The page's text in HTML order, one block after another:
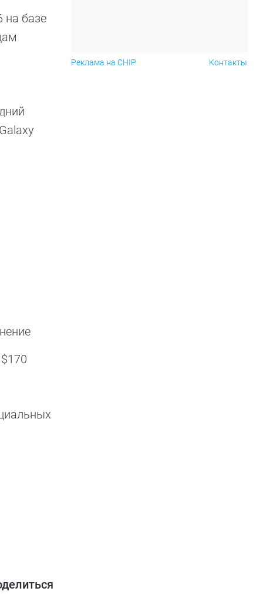
на базе
Реклама на CHIP Контакты